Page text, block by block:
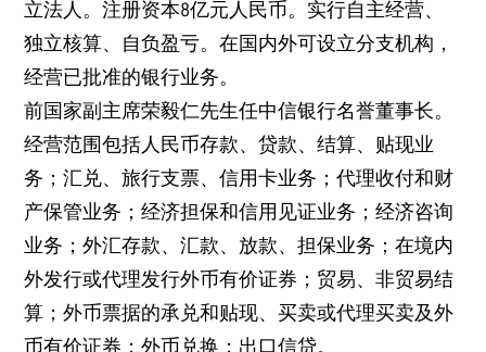
立法人。注册资本8亿元人民币。实行自主经营、
独立核算、自负盈亏。在国内外可设立分支机构，
经营已批准的银行业务。
前国家副主席荣毅仁先生任中信银行名誉董事长。
经营范围包括人民币存款、贷款、结算、贴现业
务；汇兑、旅行支票、信用卡业务；代理收付和财
产保管业务；经济担保和信用见证业务；经济咨询
业务；外汇存款、汇款、放款、担保业务；在境内
外发行或代理发行外币有价证券；贸易、非贸易结
算；外币票据的承兑和贴现、买卖或代理买卖及外
币有价证券；外币兑换；出口信贷。